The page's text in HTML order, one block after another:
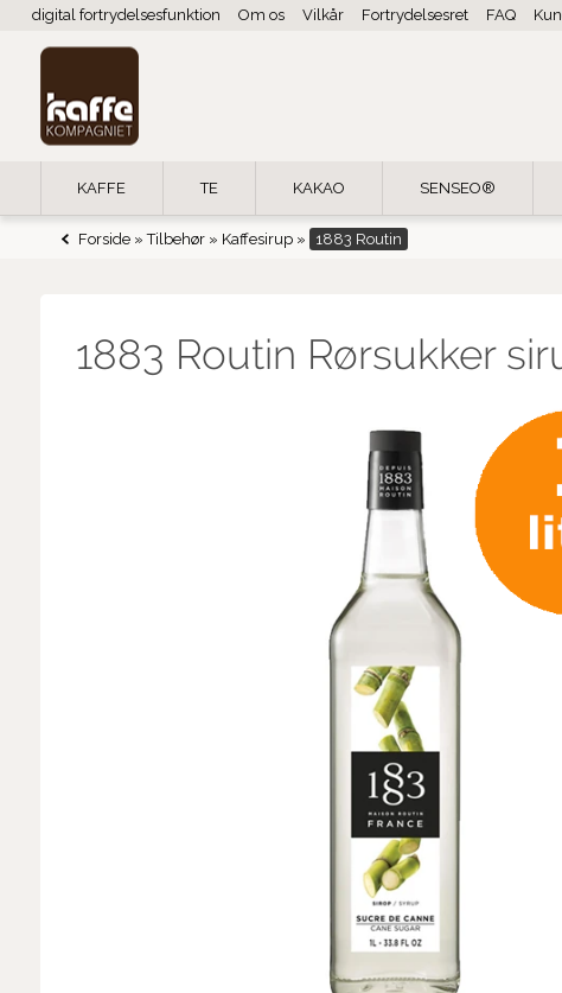
digital fortrydelsesfunktion Om os Vilkår Fortrydelsesret FAQ
KAFFE TE KAKAO SENSEO®
Forside»Tilbehør» Kaffesirup» 1883 Routin
1883 Routin Rørsukker